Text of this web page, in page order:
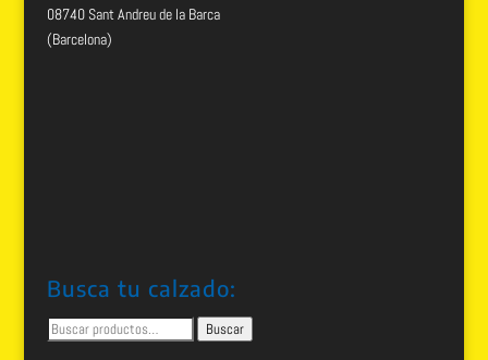
08740 Sant Andreu de la Barca
(Barcelona)
Busca tu calzado:
Buscar
por:
Buscar